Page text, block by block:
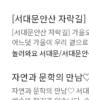
서대문구청서대문보건소
110A, 153 지선 7017..
돌아보고자, 그리고 올해
떠났답니다. 계절마다 다
자락길!! 봄에는 상쾌한 봄
빛깔로 무더운 햇빛을 막
낙엽과 갈색으로 변하는
는 서대문 안산 자락길입
다르게, 아직까지는 오색
[서대문안산 자락길
은 어떤 모습일까요?
[서대문안산 자락길] 가을
어느덧 가을이 우리 곁으
셨나요??^^ 지기는 자락길
니다. 가을향기가 물씬나
락길의 가을정취를 느끼기
자연속에서 스트레칭!! 본
놀러와요 서대문/서대문
자연과 문학의 만남
자연과 문학의 만남♡ 서